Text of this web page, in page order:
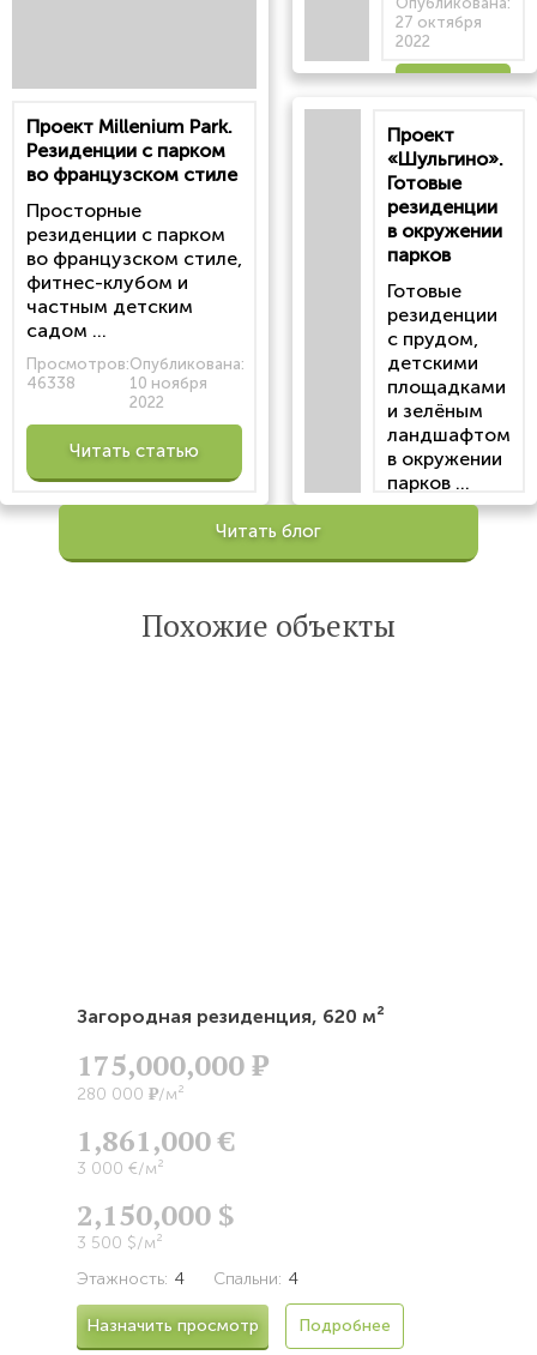
Проект Millenium Park.
Резиденции с парком
во французском стиле
Просторные
резиденции с парком
во французском стиле,
фитнес-клубом и
частным детским
садом ...
Просмотров:
46338
Опубликована:
10 ноября
2022
Читать статью
27 октября
2022
статью
Проект
«Шульгино».
Готовые
резиденции
в окружении
парков
Готовые
резиденции
с прудом,
детскими
площадками
и зелёным
ландшафтом
в окружении
парков ...
Просмотров:
Опубликована:
Читать блог
Похожие объекты
Загородная резиденция, 620 м²
175,000,000Р
280 000 Р/м²
1,861,000 €
3 000 €/м²
2,150,000 $
3 500 $/м²
Этажность: 4 Спальни: 4
Назначить просмотр Подробнее